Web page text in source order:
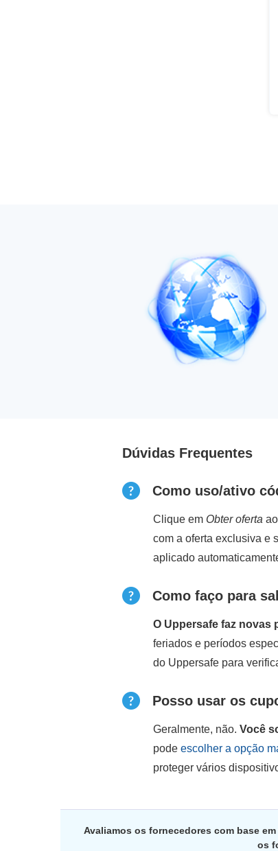
Dúvidas Frequentes
Como uso/ativo
Clique em Obter oferta
com a oferta exclusiva e
aplicado
Como faço para
O Uppersafe faz novas
feriados e períodos
do Uppersafe para
Posso usar os
Geralmente, não. Você
pode escolher a opção
proteger vários
Avaliamos os fornecedores com base
os